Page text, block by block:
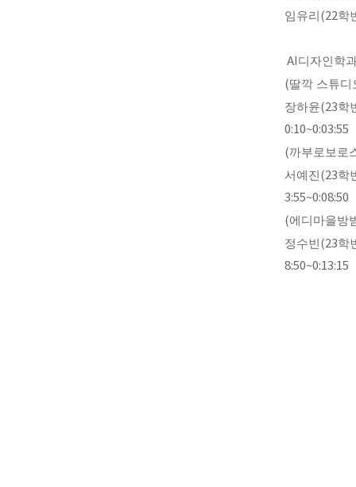
임유리 (22학
AI 디자인학
(딸깍 스튜
장하윤(23학
0:10~0:03:55
(까부로보로
서예진 (23학
3:55~0:08:50
(에디마을방
정수빈 (23학
8:50~0:13:15